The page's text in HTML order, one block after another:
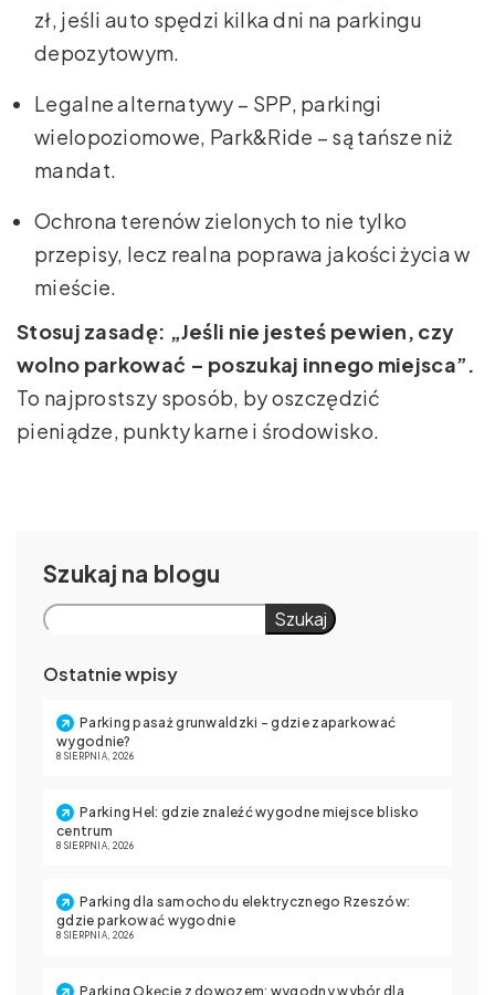
zł, jeśli auto spędzi kilka dni na parkingu
depozytowym.
Legalne alternatywy – SPP, parkingi
wielopoziomowe, Park&Ride – są tańsze niż
mandat.
Ochrona terenów zielonych to nie tylko
przepisy, lecz realna poprawa jakości życia w
mieście.
Stosuj zasadę: „Jeśli nie jesteś pewien, czy
wolno parkować – poszukaj innego miejsca”.
To najprostszy sposób, by oszczędzić
pieniądze, punkty karne i środowisko.
Szukaj
Szukaj
Ostatnie wpisy
Parking pasaż grunwaldzki – gdzie zaparkować
wygodnie?
8 SIERPNIA, 2026
Parking Hel: gdzie znaleźć wygodne miejsce blisko
centrum
8 SIERPNIA, 2026
Parking dla samochodu elektrycznego Rzeszów:
gdzie parkować wygodnie
8 SIERPNIA, 2026
Parking Okęcie z dowozem: wygodny wybór dla